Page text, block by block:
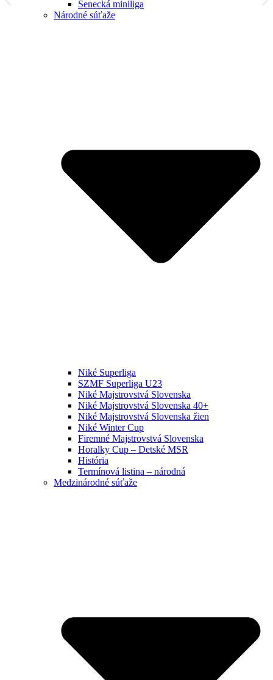
Senecká miniliga
Národné súťaže
Niké Superliga
SZMF Superliga U23
Niké Majstrovstvá Slovenska
Niké Majstrovstvá Slovenska 40+
Niké Majstrovstvá Slovenska žien
Niké Winter Cup
Firemné Majstrovstvá Slovenska
Horalky Cup – Detské MSR
História
Termínová listina – národná
Medzinárodné súťaže